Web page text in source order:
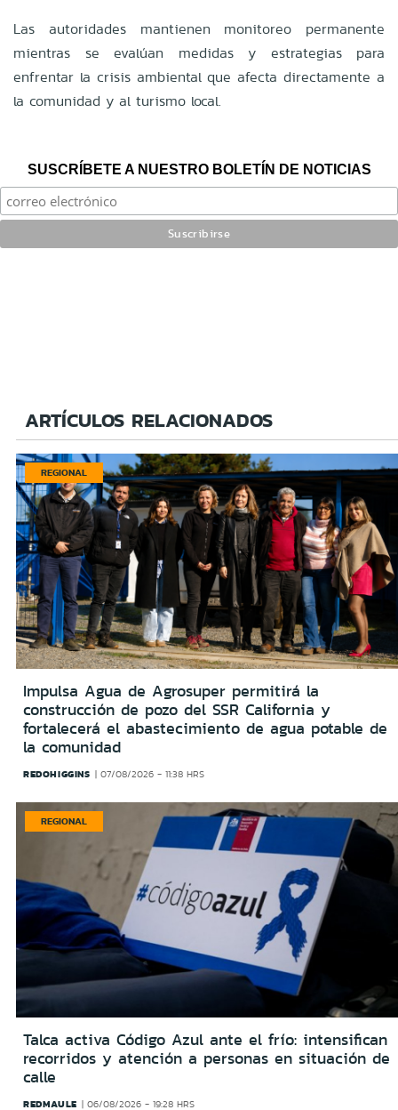
Las autoridades mantienen monitoreo permanente
mientras se evalúan medidas y estrategias para
enfrentar la crisis ambiental que afecta directamente a
la comunidad y al turismo local.
SUSCRÍBETE A NUESTRO BOLETÍN DE NOTICIAS
ARTÍCULOS RELACIONADOS
REGIONAL
Impulsa Agua de Agrosuper permitirá la
construcción de pozo del SSR California y
fortalecerá el abastecimiento de agua potable de
la comunidad
REDOHIGGINS 07/08/2026 - 11:38 HRS
REGIONAL
Talca activa Código Azul ante el frío: intensifican
recorridos y atención a personas en situación de
calle
REDMAULE 06/08/2026 - 19:28 HRS